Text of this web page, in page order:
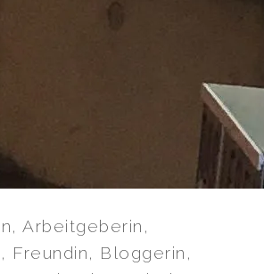
Arbeitgeberin,
Freundin, Bloggerin,